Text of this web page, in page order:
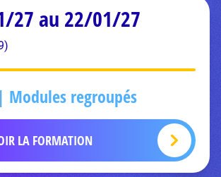
27 au 22/01/27
Modules regroupés
LA FORMATION